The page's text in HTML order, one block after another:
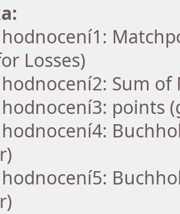
Losses)
Sum
points